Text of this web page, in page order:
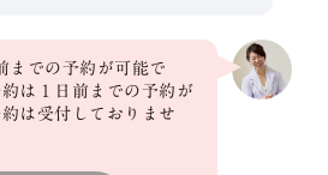
までの予約が可能で
は１日前までの予約が
は受付しておりませ